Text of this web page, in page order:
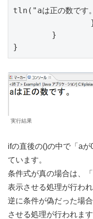
tln("aは正の数です
}
実行結果
ifの直後の()の中で「a
ています。
条件式が真の場合は、
表示させる処理が行われ
逆に条件が偽だった場
させる処理が行われます